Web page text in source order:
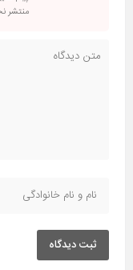
منتشر
ثبت دیدگاه